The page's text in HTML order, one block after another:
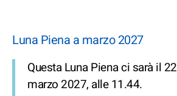
Luna Piena a marzo 2027
Questa Luna Piena ci sarà il 22
marzo 2027, alle 11.44.